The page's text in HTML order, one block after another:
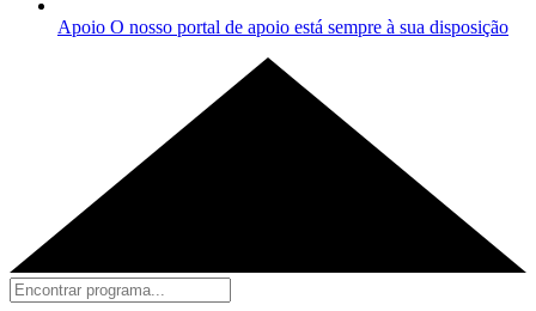
Apoio O nosso portal de apoio está sempre à sua disposição